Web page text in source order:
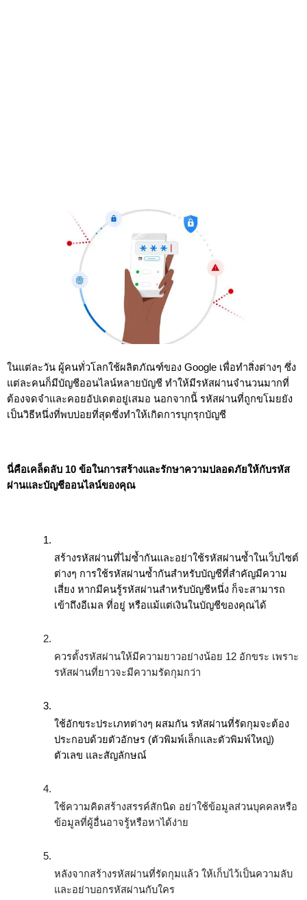
ในแต่ละวัน ผู้คนทั่วโลกใช้ผลิตภัณฑ์ของ Google เพื่อทำสิ่งต่างๆ ซึ่ง
แต่ละคนก็มีบัญชีออนไลน์หลายบัญชี ทำให้มีรหัสผ่านจำนวนมากที่
ต้องจดจำและคอยอัปเดตอยู่เสมอ นอกจากนีั รหัสผ่านที่ถูกขโมยยัง
เป็นวิธีหนึ่งที่พบบ่อยที่สุดซึ่งทำให้เกิดการบุกรุกบัญชี
นี่คือเคล็ดลับ 10 ข้อในการสร้างและรักษาความปลอดภัยให้กับรหัส
ผ่านและบัญชีออนไลน์ของคุณ
สร้างรหัสผ่านที่ไม่ซ้ำกันและอย่าใช้รหัสผ่านซ้ำในเว็บไซต์
ต่างๆ การใช้รหัสผ่านซ้ำกันสำหรับบัญชีที่สำคัญมีความ
เสี่ยง หากมีคนรู้รหัสผ่านสำหรับบัญชีหนึ่ง ก็จะสามารถ
เข้าถึงอีเมล ที่อยู่ หรือแม้แต่เงินในบัญชีของคุณได้
ควรตั้งรหัสผ่านให้มีความยาวอย่างน้อย 12 อักขระ เพราะ
รหัสผ่านที่ยาวจะมีความรัดกุมกว่า
ใช้อักขระประเภทต่างๆ ผสมกัน รหัสผ่านที่รัดกุมจะต้อง
ประกอบด้วยตัวอักษร (ตัวพิมพ์เล็กและตัวพิมพ์ใหญ่)
ตัวเลข และสัญลักษณ์
ใช้ความคิดสร้างสรรค์สักนิด อย่าใช้ข้อมูลส่วนบุคคลหรือ
ข้อมูลที่ผู้อื่นอาจรู้หรือหาได้ง่าย
หลังจากสร้างรหัสผ่านที่รัดกุมแล้ว ให้เก็บไว้เป็นความลับ
และอย่าบอกรหัสผ่านกับใคร